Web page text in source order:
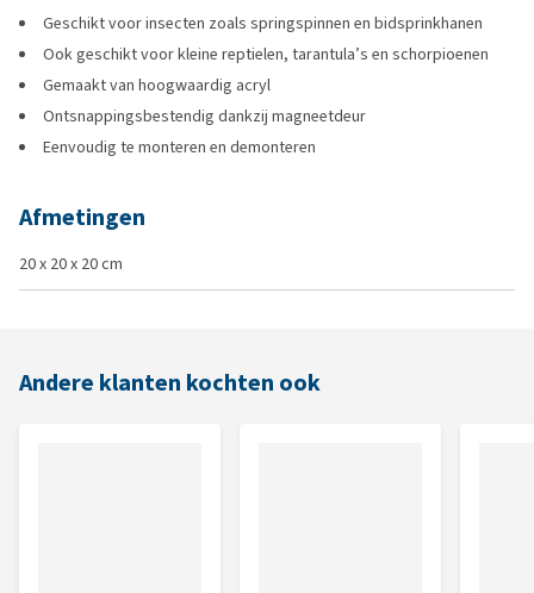
Geschikt voor insecten zoals springspinnen en bidsprinkhanen
Ook geschikt voor kleine reptielen, tarantula’s en schorpioenen
Gemaakt van hoogwaardig acryl
Ontsnappingsbestendig dankzij magneetdeur
Eenvoudig te monteren en demonteren
Afmetingen
20 x 20 x 20 cm
Andere klanten kochten ook